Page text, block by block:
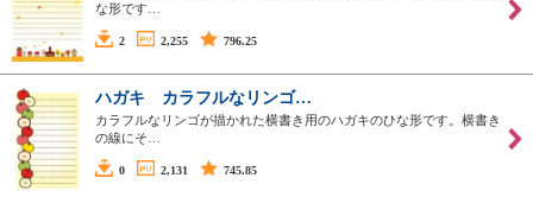
な形です…
2 2,255 796.25
ハガキ カラフルなリンゴ…
カラフルなリンゴが描かれた横書き用のハガキのひな形です。横書き
の線にそ…
0 2,131 745.85